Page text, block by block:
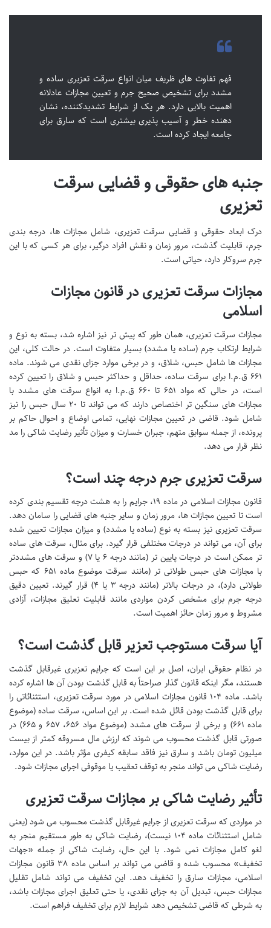
فهم تفاوت های ظریف میان انواع سرقت تعزیری ساده و
مشدد برای تشخیص صحیح جرم و تعیین مجازات عادلانه
اهمیت بالایی دارد. هر یک از شرایط تشدیدکننده، نشان
دهنده خطر و آسیب پذیری بیشتری است که سارق برای
جامعه ایجاد کرده است.
جنبه های حقوقی و قضایی سرقت
تعزیری
درک ابعاد حقوقی و قضایی سرقت تعزیری، شامل مجازات ها، درجه بندی
جرم، قابلیت گذشت، مرور زمان و نقش افراد درگیر، برای هر کسی که با این
جرم سروکار دارد، حیاتی است.
مجازات سرقت تعزیری در قانون مجازات
اسلامی
مجازات سرقت تعزیری، همان طور که پیش تر نیز اشاره شد، بسته به نوع و
شرایط ارتکاب جرم (ساده یا مشدد) بسیار متفاوت است. در حالت کلی، این
مجازات ها شامل حبس، شلاق، و در برخی موارد جزای نقدی می شوند. ماده
۶۶۱ ق.م.ا برای سرقت ساده، حداقل و حداکثر حبس و شلاق را تعیین کرده
است، در حالی که مواد ۶۵۱ تا ۶۶۰ ق.م.ا به انواع سرقت های مشدد با
مجازات های سنگین تر اختصاص دارند که می تواند تا ۲۰ سال حبس را نیز
شامل شود. قاضی در تعیین مجازات نهایی، تمامی اوضاع و احوال حاکم بر
پرونده، از جمله سوابق متهم، جبران خسارت و میزان تأثیر رضایت شاکی را مد
نظر قرار می دهد.
سرقت تعزیری جرم درجه چند است؟
قانون مجازات اسلامی در ماده ۱۹، جرایم را به هشت درجه تقسیم بندی کرده
است تا تعیین مجازات ها، مرور زمان و سایر جنبه های قضایی را سامان دهد.
سرقت تعزیری نیز بسته به نوع (ساده یا مشدد) و میزان مجازات تعیین شده
برای آن، می تواند در درجات مختلفی قرار گیرد. برای مثال، سرقت های ساده
تر ممکن است در درجات پایین تر (مانند درجه ۶ یا ۷) و سرقت های مشددتر
با مجازات های حبس طولانی تر (مانند سرقت موضوع ماده ۶۵۱ که حبس
طولانی دارد)، در درجات بالاتر (مانند درجه ۳ یا ۴) قرار گیرند. تعیین دقیق
درجه جرم برای مشخص کردن مواردی مانند قابلیت تعلیق مجازات، آزادی
مشروط و مرور زمان حائز اهمیت است.
آیا سرقت مستوجب تعزیر قابل گذشت است؟
در نظام حقوقی ایران، اصل بر این است که جرایم تعزیری غیرقابل گذشت
هستند، مگر اینکه قانون گذار صراحتاً به قابل گذشت بودن آن ها اشاره کرده
باشد. ماده ۱۰۴ قانون مجازات اسلامی در مورد سرقت تعزیری، استثنائاتی را
برای قابل گذشت بودن قائل شده است. بر این اساس، سرقت ساده (موضوع
ماده ۶۶۱) و برخی از سرقت های مشدد (موضوع مواد ۶۵۶، ۶۵۷ و ۶۶۵) در
صورتی قابل گذشت محسوب می شوند که ارزش مال مسروقه کمتر از بیست
میلیون تومان باشد و سارق نیز فاقد سابقه کیفری مؤثر باشد. در این موارد،
رضایت شاکی می تواند منجر به توقف تعقیب یا موقوفی اجرای مجازات شود.
تأثیر رضایت شاکی بر مجازات سرقت تعزیری
در مواردی که سرقت تعزیری از جرایم غیرقابل گذشت محسوب می شود (یعنی
شامل استثنائات ماده ۱۰۴ نیست)، رضایت شاکی به طور مستقیم منجر به
لغو کامل مجازات نمی شود. با این حال، رضایت شاکی از جمله «جهات
تخفیف» محسوب شده و قاضی می تواند بر اساس ماده ۳۸ قانون مجازات
اسلامی، مجازات سارق را تخفیف دهد. این تخفیف می تواند شامل تقلیل
مجازات حبس، تبدیل آن به جزای نقدی، یا حتی تعلیق اجرای مجازات باشد،
به شرطی که قاضی تشخیص دهد شرایط لازم برای تخفیف فراهم است.